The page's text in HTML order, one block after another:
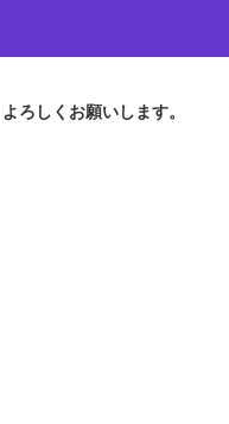
よろしくお願いします。